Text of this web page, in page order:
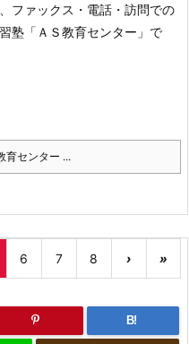
ファックス・電話・訪問での
塾「ＡＳ教育センター」で
育センター ...
6 7 8 › »
B!